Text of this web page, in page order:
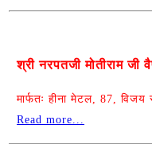
श्री नरपतजी मोतीराम जी
मार्फतः हीना मेटल, 87,
Read more...